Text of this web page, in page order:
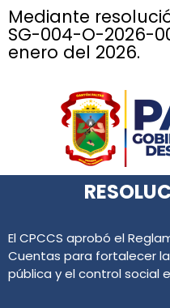
Mediante
SG-004-O-2026-
enero del 2026.
El CPCCS aprobó el
Cuentas para fortalecer
pública y el control social